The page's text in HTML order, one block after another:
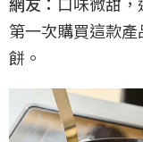
第一次購買這款
餅。